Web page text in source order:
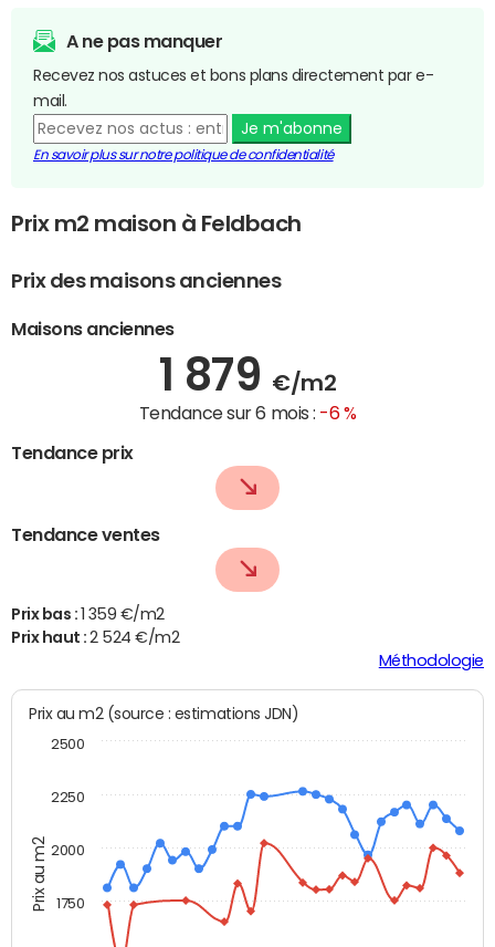
A ne pas manquer
Recevez nos astuces et bons plans directement par e-
mail.
Je m'abonne
En savoir plus sur notre politique de confidentialité
Prix m2 maison à Feldbach
Prix des maisons anciennes
Maisons anciennes
1 879 €/m2
Tendance sur 6 mois : -6 %
Tendance prix
Tendance ventes
Prix bas : 1 359 €/m2
Prix haut :2 524 €/m2
Méthodologie
Prix au m2
Prix au m2 (source : estimations JDN)
1750
2000
2250
2500